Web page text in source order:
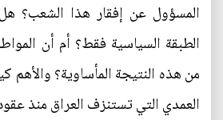
المسؤول عن إفقار هذا الشعب؟
الطبقة السياسية فقط؟ أم أن
من هذه النتيجة المأساوية؟ والأهم
العمدي التي تستنزف العراق منذ